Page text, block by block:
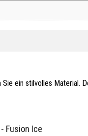
ein stilvolles Material.
Fusion Ice